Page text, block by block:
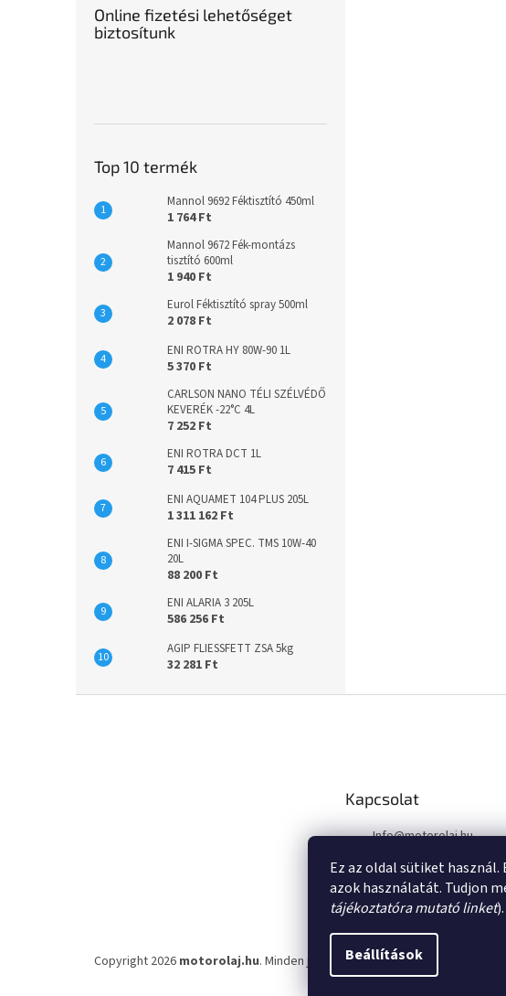
Ez az oldal sütiket
azok használatát. Tudjon
tájékoztatóra mutató linket).
Beállítások
Online fizetési lehetőséget
biztosítunk
Top 10 termék
Mannol 9692 Féktisztító 450ml
1 764 Ft
Mannol 9672 Fék-montázs
tisztító 600ml
1 940 Ft
Eurol Féktisztító spray 500ml
2 078 Ft
ENI ROTRA HY 80W-90 1L
5 370 Ft
CARLSON NANO TÉLI SZÉLVÉDŐ
KEVERÉK -22°C 4L
7 252 Ft
ENI ROTRA DCT 1L
7 415 Ft
ENI AQUAMET 104 PLUS 205L
1 311 162 Ft
ENI I-SIGMA SPEC. TMS 10W-40
20L
88 200 Ft
ENI ALARIA 3 205L
586 256 Ft
AGIP FLIESSFETT ZSA 5kg
32 281 Ft
Kapcsolat
Info@motorolaj.hu
Copyright 2026 motorolaj.hu. Minden jog fenntartva.